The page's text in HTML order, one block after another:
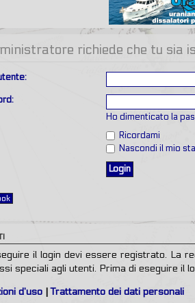
richiede che tu sia
Ho dimenticato la
Ricordami
Nascondi il mio
il login devi essere registrato. La
speciali agli utenti. Prima di eseguire il
d’uso |Trattamento dei dati personali